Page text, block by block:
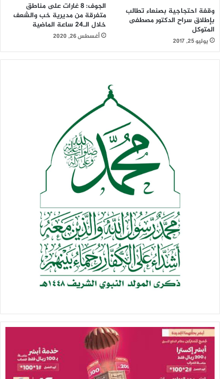
وقفة احتجاجية بصنعاء تطالب
بإطلاق سراح الدكتور مصطفى
المتوكل
يوليو 25, 2017
الجوف: 8 غارات على مناطق
متفرقة من مديرية خب والشعف
خلال الـ24 ساعة الماضية
أغسطس 26, 2020